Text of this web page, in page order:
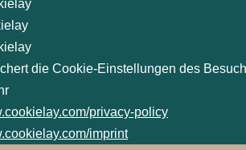
die Cookie-Einstellungen des
privacy-policy
imprint